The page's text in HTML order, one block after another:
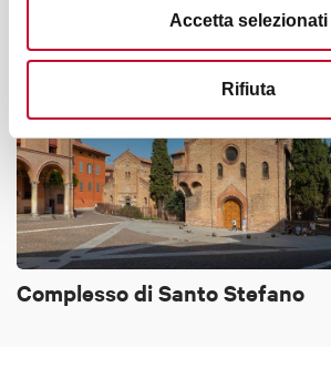
Accetta selezionati
Rifiuta
Potrebbe interessarti anche
Complesso di Santo Stefano